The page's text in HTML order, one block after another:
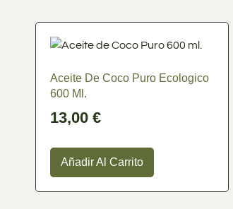
En stock
Categoría
Cosmética Ecológica
Herbolario(14)
Sin categorizar
Aceite De Coco Puro Ecologico
600 Ml.
13,00 €
Añadir Al Carrito